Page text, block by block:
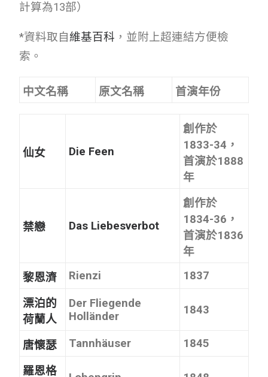
計算為13部）
*資料取自維基百科 ，並附上超連結方便檢
索。
中文名稱 原文名稱 首演年份
仙女 Die Feen
創作於
1833-34，
首演於1888
年
禁戀 Das Liebesverbot
創作於
1834-36，
首演於1836
年
黎恩濟
Rienzi 1837
漂泊的
荷蘭人
Der Fliegende
Holländer
1843
唐懷瑟 Tannhäuser 1845
羅恩格